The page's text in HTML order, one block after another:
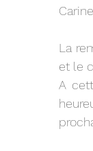
La
et le
A